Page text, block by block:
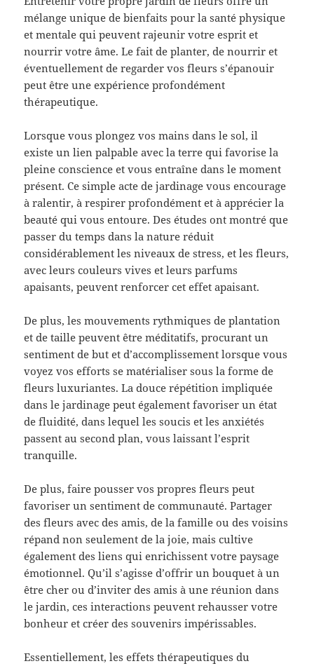
mélange unique de bienfaits pour la santé physique
et mentale qui peuvent rajeunir votre esprit et
nourrir votre âme. Le fait de planter, de nourrir et
éventuellement de regarder vos fleurs s’épanouir
peut être une expérience profondément
thérapeutique.
Lorsque vous plongez vos mains dans le sol, il
existe un lien palpable avec la terre qui favorise la
pleine conscience et vous entraîne dans le moment
présent. Ce simple acte de jardinage vous encourage
à ralentir, à respirer profondément et à apprécier la
beauté qui vous entoure. Des études ont montré que
passer du temps dans la nature réduit
considérablement les niveaux de stress, et les fleurs,
avec leurs couleurs vives et leurs parfums
apaisants, peuvent renforcer cet effet apaisant.
De plus, les mouvements rythmiques de plantation
et de taille peuvent être méditatifs, procurant un
sentiment de but et d’accomplissement lorsque vous
voyez vos efforts se matérialiser sous la forme de
fleurs luxuriantes. La douce répétition impliquée
dans le jardinage peut également favoriser un état
de fluidité, dans lequel les soucis et les anxiétés
passent au second plan, vous laissant l’esprit
tranquille.
De plus, faire pousser vos propres fleurs peut
favoriser un sentiment de communauté. Partager
des fleurs avec des amis, de la famille ou des voisins
répand non seulement de la joie, mais cultive
également des liens qui enrichissent votre paysage
émotionnel. Qu’il s’agisse d’offrir un bouquet à un
être cher ou d’inviter des amis à une réunion dans
le jardin, ces interactions peuvent rehausser votre
bonheur et créer des souvenirs impérissables.
Essentiellement, les effets thérapeutiques du